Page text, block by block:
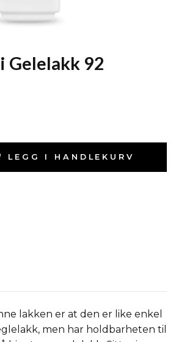
Gelelakk 92
LEGG I HANDLEKURV
lakken er at den er like enkel
men har holdbarheten til